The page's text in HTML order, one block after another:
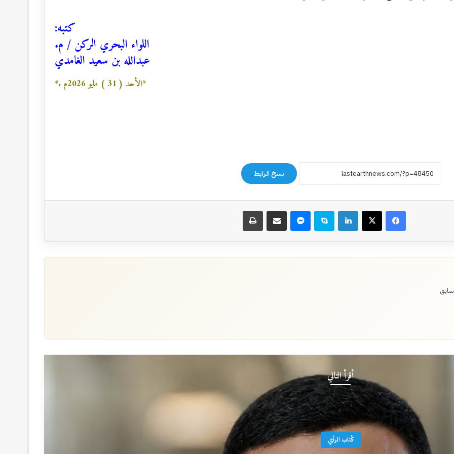
كتبه:
اللواء البحري الركن / م.
عبدالله بن سعيد الغامدي
*الأحد ( 31 ) مايو 2026م .*
نسخ الرابط
فيسبوك‫X لينكدإن سكايب ماسنجر مشاركة عبر البريد طباعة
أقرأ التالي
كُتاب الرأي